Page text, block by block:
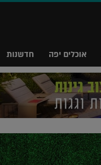
אוכלים יפה חדשנות